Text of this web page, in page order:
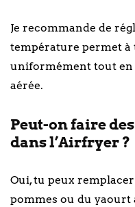
Je recommande de
température permet à
uniformément tout en
aérée.
Peut-on faire
dans l’Airfryer ?
Oui, tu peux
pommes ou du yaourt